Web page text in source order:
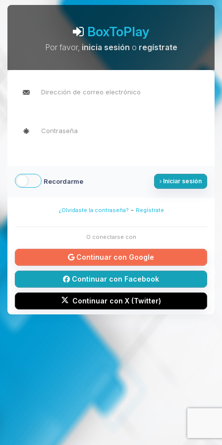
BoxToPlay
Por favor, inicia sesión o regístrate
Recordarme Iniciar sesión
¿Olvidaste la contraseña? - Regístrate
O conectarse con
Continuar con Google
Continuar con Facebook
Continuar con X (Twitter)